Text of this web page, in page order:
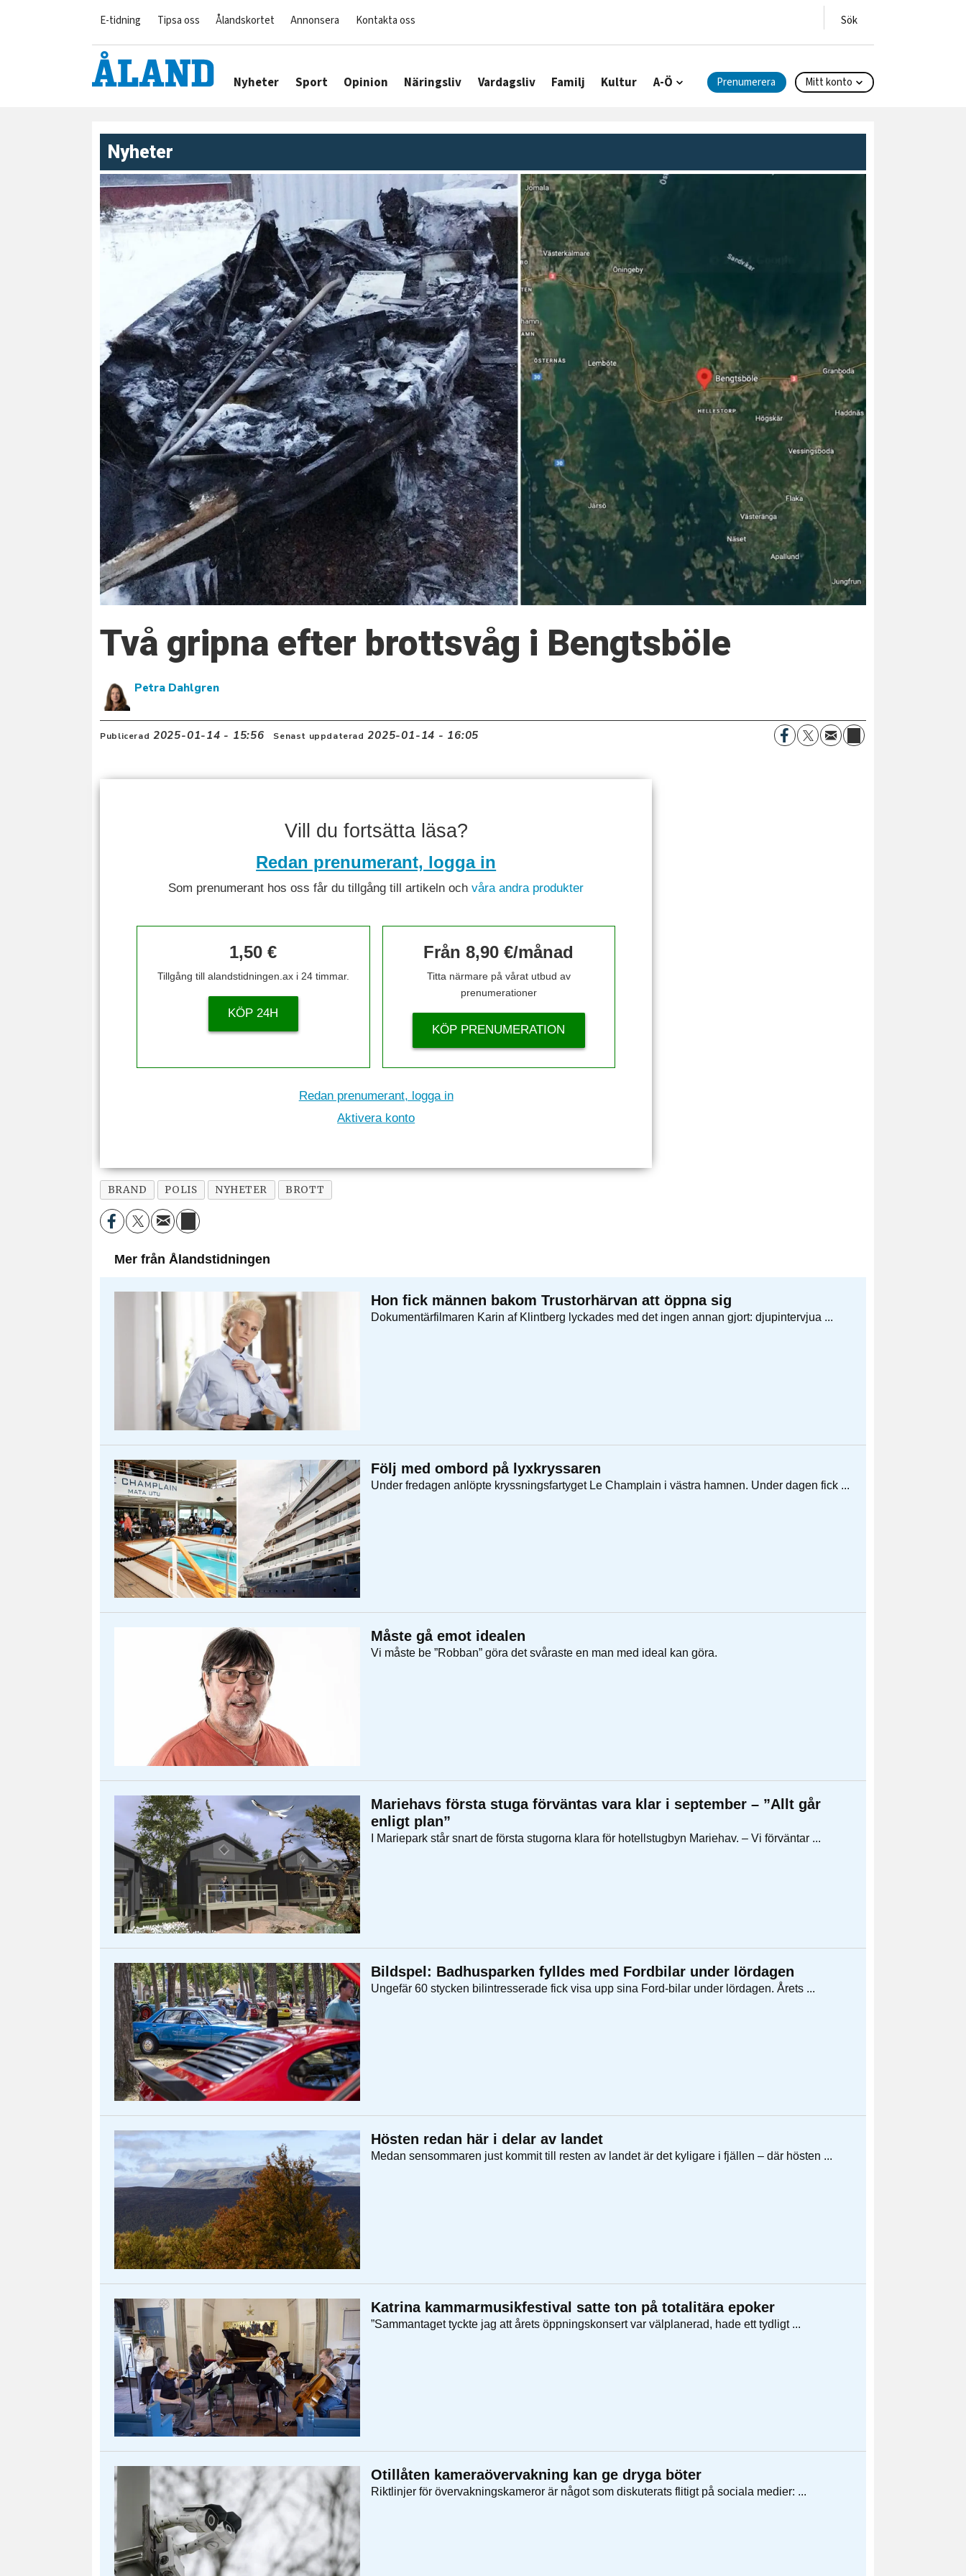
E-tidning Tipsa oss Ålandskortet Annonsera Kontakta oss
Nyheter Sport Opinion Näringsliv Vardagsliv Familj Kultur A-Ö Prenumerera Mitt konto
Nyheter
Två gripna efter brottsvåg i Bengtsböle
Petra Dahlgren
Publicerad 2025-01-14 - 15:56 Senast uppdaterad 2025-01-14 - 16:05
Vill du fortsätta läsa?
Redan prenumerant, logga in
Som prenumerant hos oss får du tillgång till artikeln ochvåra andra produkter
1,50 €
Tillgång till alandstidningen.ax i 24 timmar.
KÖP 24H
Från 8,90 €/månad
Titta närmare på vårat utbud av
prenumerationer
KÖP PRENUMERATION
Redan prenumerant, logga in
Aktivera konto
BRAND POLIS NYHETER BROTT